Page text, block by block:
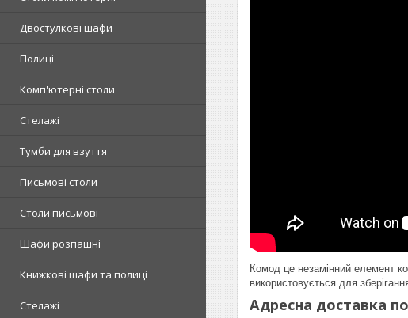
Двостулкові шафи
Полиці
Комп'ютерні столи
Стелажі
Тумби для взуття
Письмові столи
Столи письмові
Шафи розпашні
Книжкові шафи та полиці
Стелажі
Комод це незамінний елемент
використовується для
Адресна доставка